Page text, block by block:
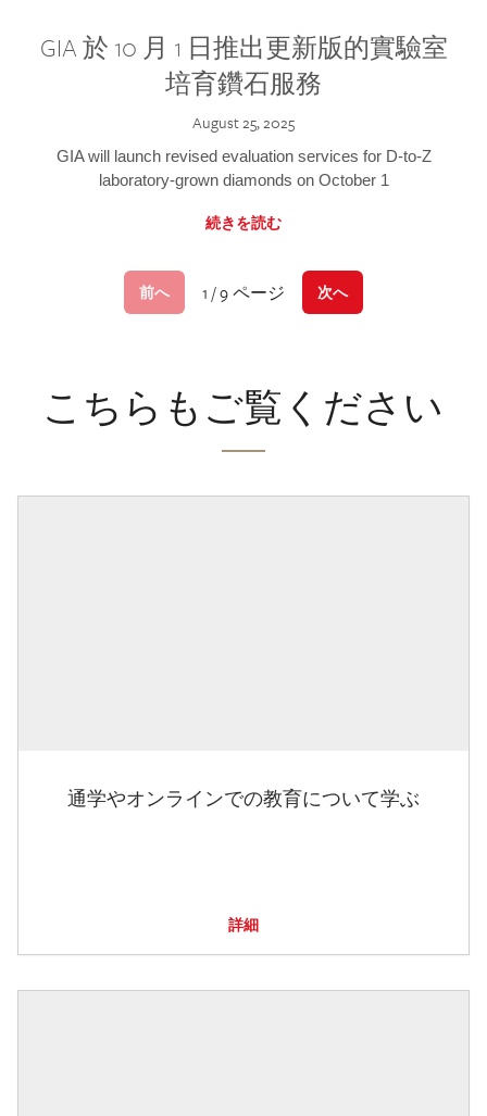
GIA 於 10 月 1 日推出更新版的實驗室
培育鑽石服務
August 25, 2025
GIA will launch revised evaluation services for D-to-Z
laboratory-grown diamonds on October 1
続きを読む
前へ 1 / 9 ページ 次へ
こちらもご覧ください
通学やオンラインでの教育について学ぶ
詳細